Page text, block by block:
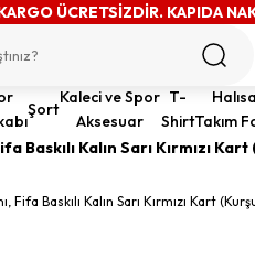
ÜCRETSİZDİR. KAPIDA
Şort
Kaleci ve Spor
Aksesuar
T-
ShirtTakım
Baskılı Kalın Sarı Kırmızı